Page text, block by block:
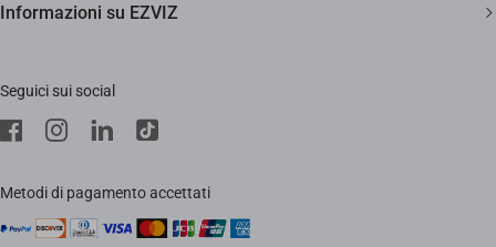
Citofonia e Spioncini
Supporto
Stores
Informazioni legali
Informazioni su EZVIZ
EZVIZ Green
EZVIZ CSR
Traccia il tuo ordine
Eventi
Seguici sui social
Metodi di pagamento accettati